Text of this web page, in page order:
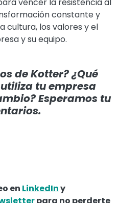
constante y
cultura, los valores y el
y su equipo.
de Kotter? ¿Qué
tu empresa
Esperamos tu
en LinkedIny
para no perderte